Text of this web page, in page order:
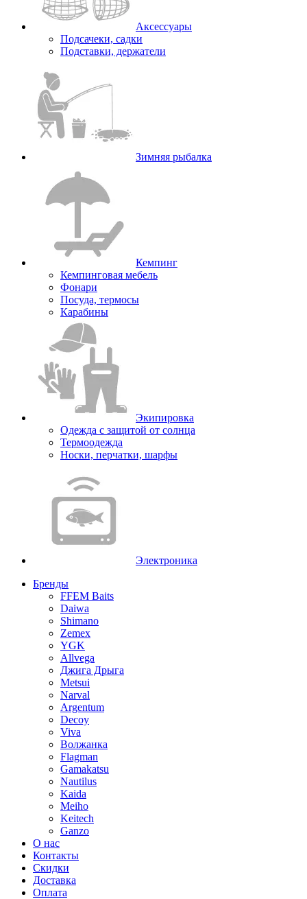
Аксессуары
Подсачеки, садки
Подставки, держатели
Зимняя рыбалка
Кемпинг
Кемпинговая мебель
Фонари
Посуда, термосы
Карабины
Экипировка
Одежда с защитой от солнца
Термоодежда
Носки, перчатки, шарфы
Электроника
Бренды
FFEM Baits
Daiwa
Shimano
Zemex
YGK
Allvega
Джига Дрыга
Metsui
Narval
Argentum
Decoy
Viva
Волжанка
Flagman
Gamakatsu
Nautilus
Kaida
Meiho
Keitech
Ganzo
О нас
Контакты
Скидки
Доставка
Оплата